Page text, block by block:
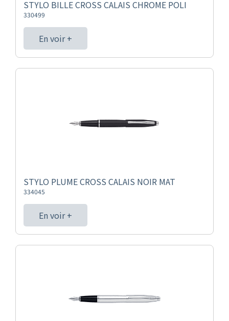
STYLO BILLE CROSS CALAIS CHROME POLI
330499
En voir +
STYLO PLUME CROSS CALAIS NOIR MAT
334045
En voir +